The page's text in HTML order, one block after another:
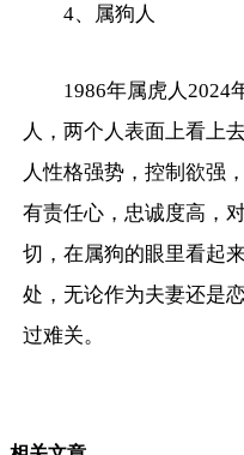
4、属狗人
1986年属虎人2024
人，两个人表面上看上
人性格强势，控制欲强
有责任心，忠诚度高，
切，在属狗的眼里看起
处，无论作为夫妻还是
过难关。